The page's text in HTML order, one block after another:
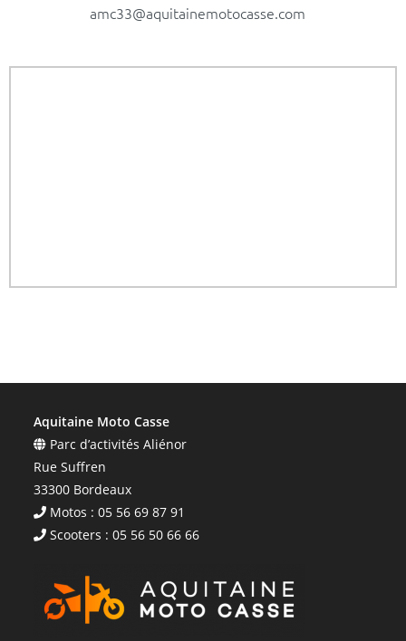
amc33@aquitainemotocasse.com
Aquitaine Moto Casse
Parc d’activités Aliénor
Rue Suffren
33300 Bordeaux
Motos : 05 56 69 87 91
Scooters : 05 56 50 66 66